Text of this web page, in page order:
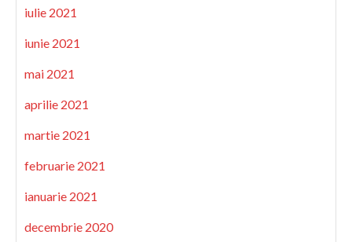
iulie 2021
iunie 2021
mai 2021
aprilie 2021
martie 2021
februarie 2021
ianuarie 2021
decembrie 2020